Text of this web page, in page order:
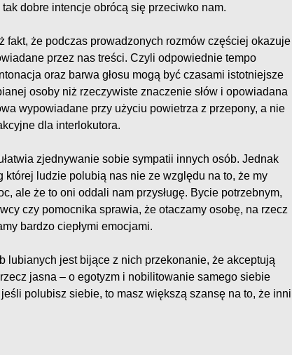
dobre intencje obrócą się przeciwko nam.
fakt, że podczas prowadzonych rozmów częściej okazuje
przez nas treści. Czyli odpowiednie tempo
oraz barwa głosu mogą być czasami istotniejsze
osoby niż rzeczywiste znaczenie słów i opowiadana
wypowiadane przy użyciu powietrza z przepony, a nie
dla interlokutora.
zjednywanie sobie sympatii innych osób. Jednak
której ludzie polubią nas nie ze względu na to, że my
ale że to oni oddali nam przysługę. Bycie potrzebnym,
czy pomocnika sprawia, że otaczamy osobę, na rzecz
bardzo ciepłymi emocjami.
lubianych jest bijące z nich przekonanie, że akceptują
jasna – o egotyzm i nobilitowanie samego siebie
polubisz siebie, to masz większą szansę na to, że inni